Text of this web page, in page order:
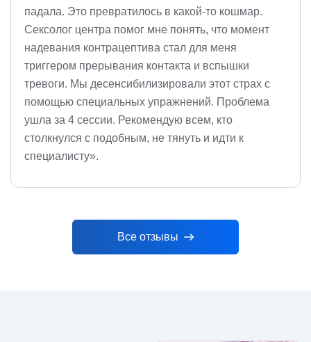
падала. Это превратилось в какой-то кошмар.
Сексолог центра помог мне понять, что момент
надевания контрацептива стал для меня
триггером прерывания контакта и вспышки
тревоги. Мы десенсибилизировали этот страх с
помощью специальных упражнений. Проблема
ушла за 4 сессии. Рекомендую всем, кто
столкнулся с подобным, не тянуть и идти к
специалисту».
Все отзывы